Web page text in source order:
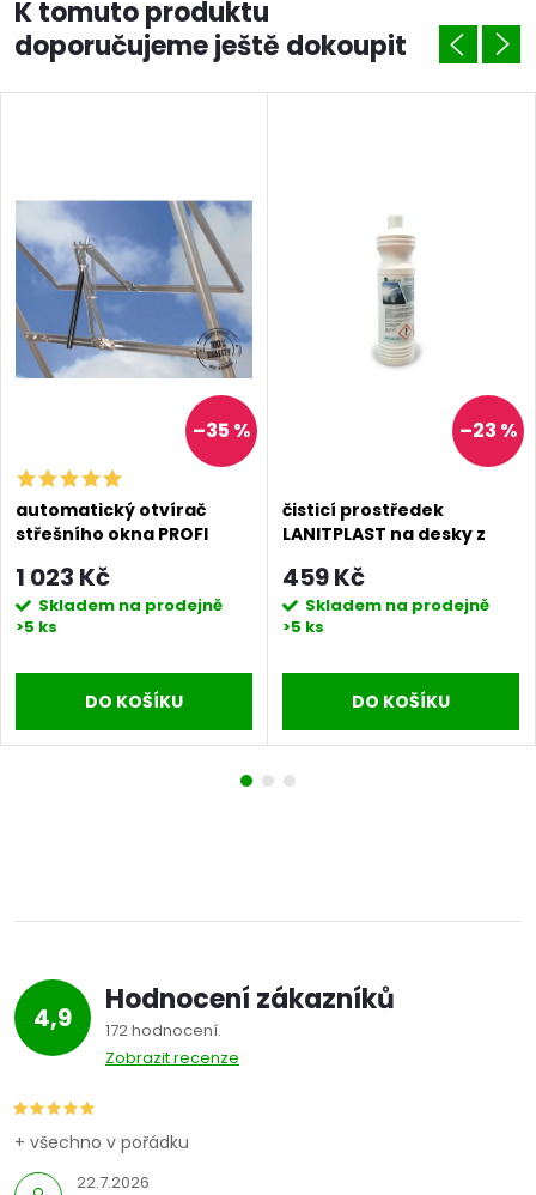
K tomuto produktu
doporučujeme ještě dokoupit
–35 %
automatický otvírač
střešního okna PROFI
1 023 Kč
Skladem na prodejně
>5 ks
DO KOŠÍKU
–23 %
čisticí prostředek
LANITPLAST na desky z
459 Kč
Skladem na prodejně
>5 ks
DO KOŠÍKU
4,9 Hodnocení zákazníků
172 hodnocení
Zobrazit recenze
22.7.2026
+ všechno v pořádku